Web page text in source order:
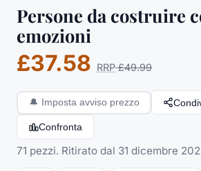
Persone da costruire
emozioni
£37.58 RRP £49.99
🔔 Imposta avviso prezzo
Confronta
71 pezzi. Ritirato dal 31 dicembre